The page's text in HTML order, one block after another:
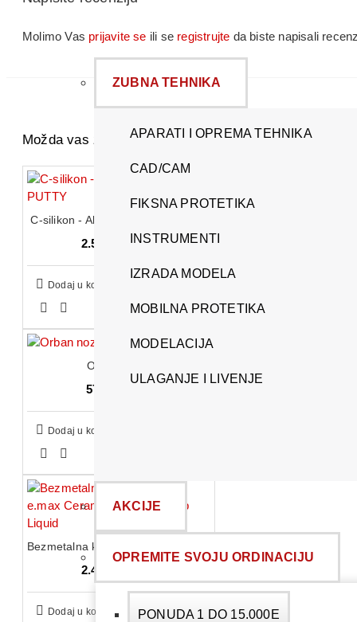
ZUBNA TEHNIKA
APARATI I OPREMA TEHNIKA
CAD/CAM
FIKSNA PROTETIKA
INSTRUMENTI
IZRADA MODELA
MOBILNA PROTETIKA
MODELACIJA
ULAGANJE I LIVENJE
AKCIJE
OPREMITE SVOJU ORDINACIJU
PONUDA 1 DO 15.000E
Molimo Vas prijavite se ili se registrujte da biste napisali
Možda vas zanima i ovo...
C-silikon - Alphasil Perfect PUTTY
2.500,00 RSD
Dodaj u korpu
Orban nozic
575,00 RSD
Dodaj u korpu
2.484,00 RSD
Dodaj u korpu